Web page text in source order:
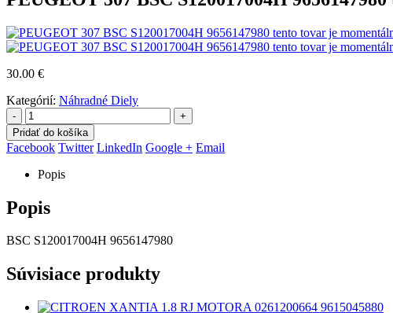
30.00 €
Kategórií: Náhradné Diely
-
+
Pridať do košíka
Facebook Twitter LinkedIn Google + Email
Popis
Popis
BSC S120017004H 9656147980
Súvisiace produkty